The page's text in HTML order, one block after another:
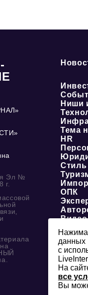
Эл №
г.
Ниши
Тема
HR
Стиль
ОПК
Видео
данных
с
На
все
Вы